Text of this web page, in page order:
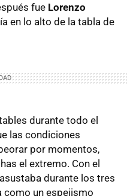
fue Lorenzo
en lo alto de la tabla de
durante todo el
las condiciones
por momentos,
el extremo. Con el
asustaba durante los tres
como un espejismo